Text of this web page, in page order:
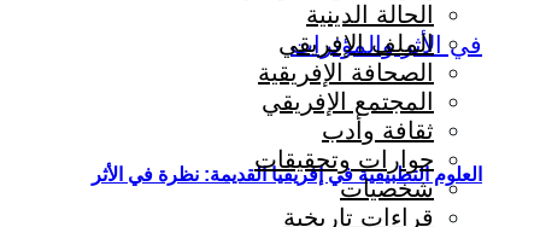
العلوم التطبيقية في إفريقيا القديمة: نظرة في الأثر
الحالة الدينية
الملف الإفريقي
الصحافة الإفريقية
المجتمع الإفريقي
ثقافة وأدب
حوارات وتحقيقات
شخصيات
قراءات تاريخية